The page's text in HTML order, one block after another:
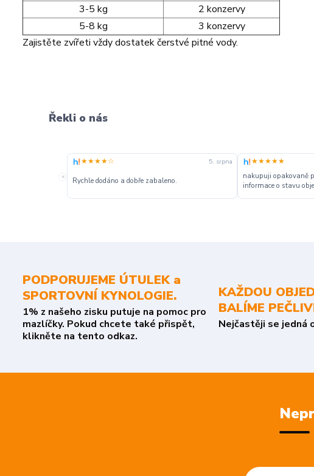
3-5 kg
2 konzervy
5-8 kg
3 konzervy
Zajistěte zvířeti vždy dostatek čerstvé pitné vody.
Řekli o nás
«
★★★★☆ 5. srpna
Rychle dodáno a dobře zabaleno.
★★★★★
nakupuji opakovaně
informace o stavu
PODPORUJEME ÚTULEK a
SPORTOVNÍ KYNOLOGIE.
1% z našeho zisku putuje na pomoc pro
mazlíčky. Pokud chcete také přispět,
klikněte na tento odkaz.
KAŽDOU
BALÍME
Nejčastěji se jedná